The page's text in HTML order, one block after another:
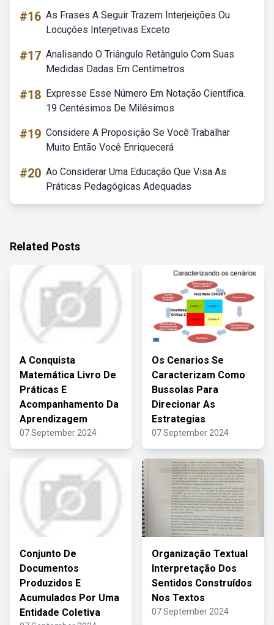
#16 As Frases A Seguir Trazem Interjeições Ou
Locuções Interjetivas Exceto
#17 Analisando O Triângulo Retângulo Com Suas
Medidas Dadas Em Centímetros
#18 Expresse Esse Número Em Notação Científica.
19 Centésimos De Milésimos
#19 Considere A Proposição Se Você Trabalhar
Muito Então Você Enriquecerá
#20 Ao Considerar Uma Educação Que Visa As
Práticas Pedagógicas Adequadas
Related Posts
A Conquista
Matemática Livro De
Práticas E
Acompanhamento Da
Aprendizagem
07 September 2024
Os Cenarios Se
Caracterizam Como
Bussolas Para
Direcionar As
Estrategias
07 September 2024
Conjunto De
Documentos
Produzidos E
Acumulados Por Uma
Entidade Coletiva
Organização Textual
Interpretação Dos
Sentidos Construídos
Nos Textos
07 September 2024